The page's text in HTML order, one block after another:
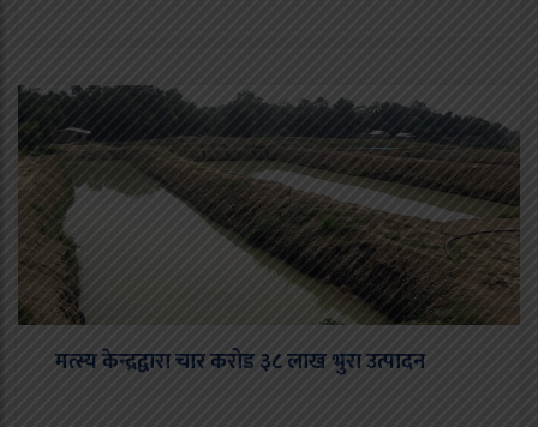
मत्स्य केन्द्रद्वारा चार करोड ३८ लाख भुरा उत्पादन